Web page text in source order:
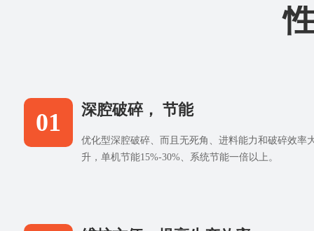
01 深腔破碎， 节能
优化型深腔破碎、而且无死角、进料能力和破碎效率
升，单机节能15%-30%、系统节能一倍以上。